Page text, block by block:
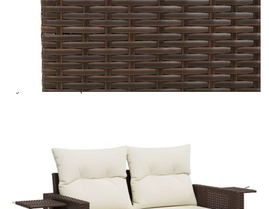
Материал на покритието:
Плат (100% полиестер)
Материал за пълнеж на възглавницата
за сядане:
Дунапрен
Материал за пълнеж на облегалката:
Памучни влакна
Размери на страничната маса:
25 x 23 см (Д x Ш)
Купи на изплащане
Extraction of information from credit institutions
Предоставената таблица е с информационна цел.
Добавете продукта в количката си с бутона "Добави в
количката" и при поръчка ще можете да изберете броя
вноски на кредита.